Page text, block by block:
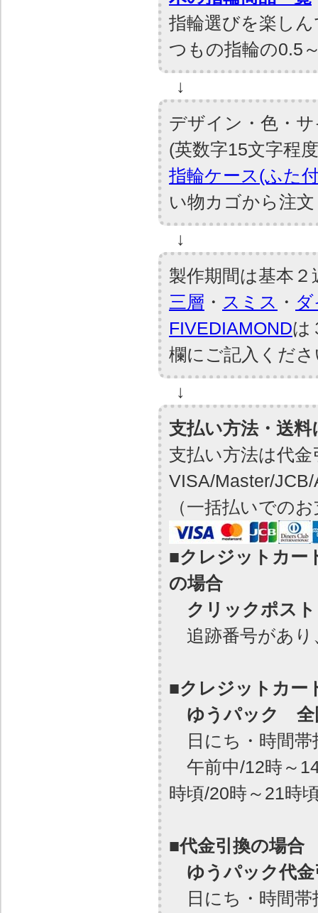
指輪選びを楽し
つもの指輪の0.5
↓
デザイン・色・
(英数字15文字程
指輪ケース(ふた
い物カゴから注
↓
製作期間は基本２
三層 ・ スミス ・
FIVEDIAMONDは
欄にご記入くだ
↓
支払い方法・送
支払い方法は代
VISA/Master/
（一括払いでの
■クレジットカー
の場合
クリックポスト
追跡番号があり
■クレジットカー
ゆうパック 全
日にち・時間帯
午前中/12時～
時頃/20時～21時
■代金引換の場合
ゆうパック代
日にち・時間帯